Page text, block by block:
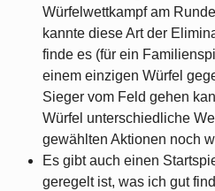
Würfelwettkampf am
kannte diese Art der
finde es (für ein
einem einzigen Würfel
Sieger vom Feld gehen
Würfel unterschiedliche
gewählten Aktionen noch
Es gibt auch einen
geregelt ist, was ich gut